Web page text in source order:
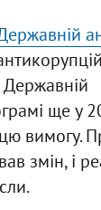
Державній
ще у
вимогу.
змін, і